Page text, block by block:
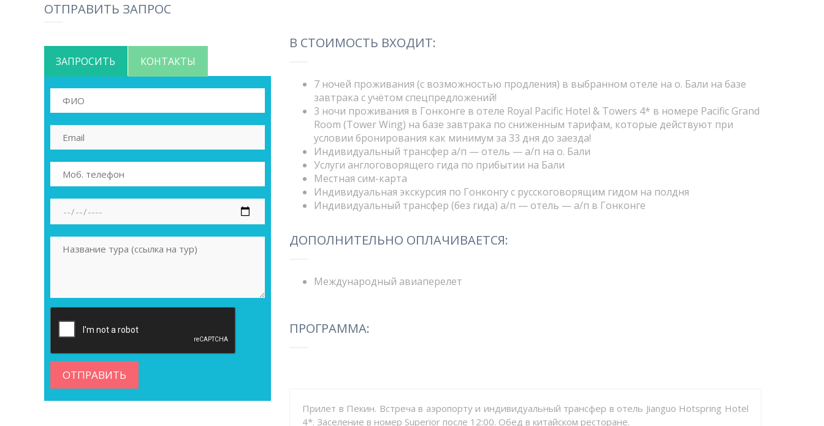
ОТПРАВИТЬ ЗАПРОС
ЗАПРОСИТЬ КОНТАКТЫ
В СТОИМОСТЬ ВХОДИТ:
7 ночей проживания (с возможностью продления) в выбранном отеле на о. Бали на базе
завтрака с учётом спецпредложений!
3 ночи проживания в Гонконге в отеле Royal Pacific Hotel & Towers 4* в номере Pacific Grand
Room (Tower Wing) на базе завтрака по сниженным тарифам, которые действуют при
условии бронирования как минимум за 33 дня до заезда!
Индивидуальный трансфер а/п — отель — а/п на о. Бали
Услуги англоговорящего гида по прибытии на Бали
Местная сим-карта
Индивидуальная экскурсия по Гонконгу с русскоговорящим гидом на полдня
Индивидуальный трансфер (без гида) а/п — отель — а/п в Гонконге
ДОПОЛНИТЕЛЬНО ОПЛАЧИВАЕТСЯ:
Международный авиаперелет
ПРОГРАММА:
Прилет в Пекин. Встреча в аэропорту и индивидуальный трансфер в отель Jianguo Hotspring Hotel
4*. Заселение в номер Superior после 12:00. Обед в китайском ресторане.